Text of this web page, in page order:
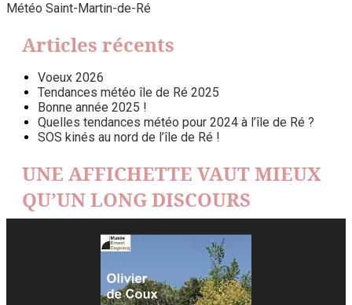
Météo Saint-Martin-de-Ré
Articles récents
Voeux 2026
Tendances météo île de Ré 2025
Bonne année 2025 !
Quelles tendances météo pour 2024 à l’île de Ré ?
SOS kinés au nord de l’île de Ré !
UNE AFFICHETTE VAUT MIEUX
QU’UN LONG DISCOURS